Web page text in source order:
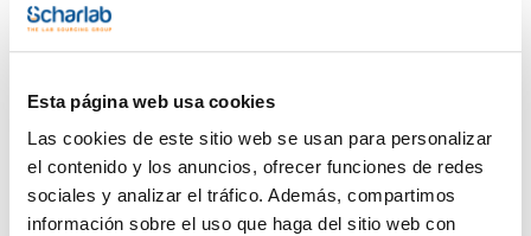
Esta página web usa cookies
Las cookies de este sitio web se usan para personalizar
el contenido y los anuncios, ofrecer funciones de redes
sociales y analizar el tráfico. Además, compartimos
información sobre el uso que haga del sitio web con
Envase
VIAL
Volumen
1ml
CAS
[97-63-2]